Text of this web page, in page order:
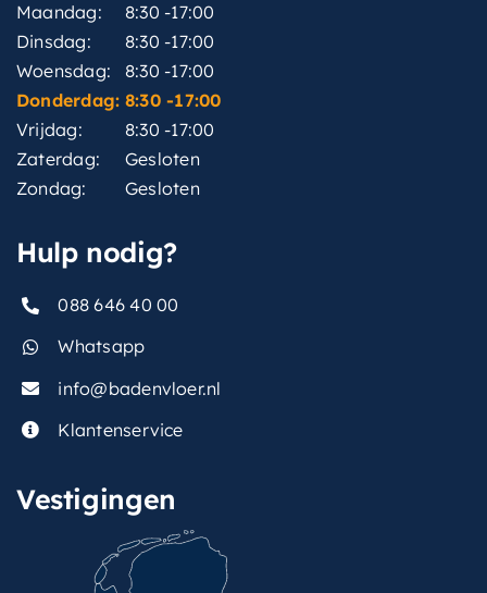
Maandag:
8:30 -17:00
Dinsdag:
8:30 -17:00
Woensdag:
8:30 -17:00
Donderdag: 8:30 -17:00
Vrijdag:
8:30 -17:00
Zaterdag:
Gesloten
Zondag:
Gesloten
Hulp nodig?
088 646 40 00
Whatsapp
info@badenvloer.nl
Klantenservice
Vestigingen